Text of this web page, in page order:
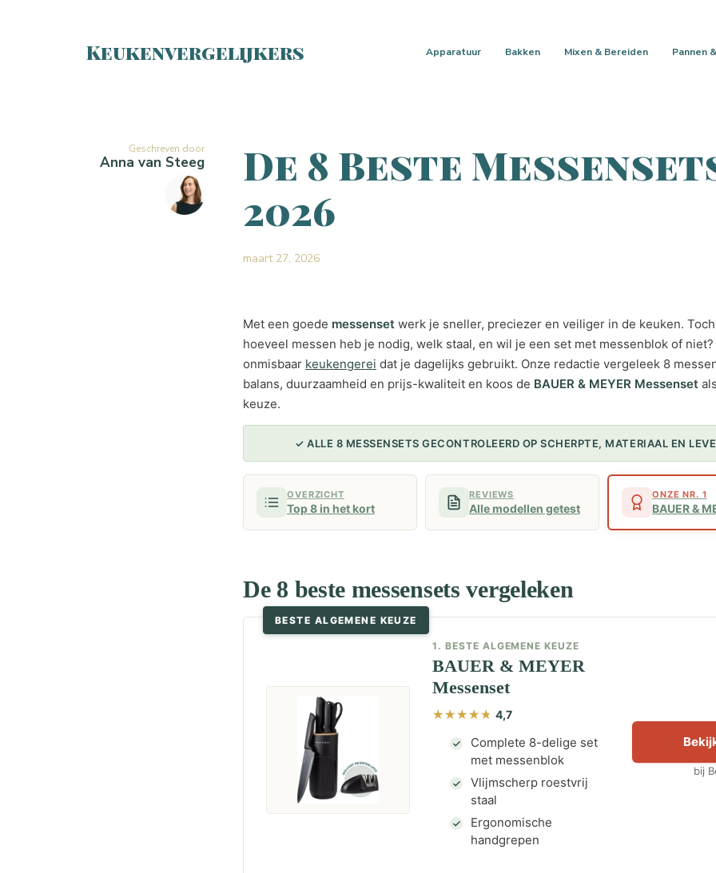
Keukenvergelijkers Apparatuur Bakken Mixen & Bereiden Pannen
Geschreven door
Anna van Steeg
De 8 Beste
2026
maart 27, 2026
Met een goede messenset werk je sneller, preciezer en veiliger in de keuken.
hoeveel messen heb je nodig, welk staal, en wil je een set met messenblok of
onmisbaar keukengerei dat je dagelijks gebruikt. Onze redactie vergeleek 8
balans, duurzaamheid en prijs-kwaliteit en koos de BAUER & MEYER Messenset
keuze.
✓ ALLE 8 MESSENSETS GECONTROLEERD OP SCHERPTE, MATERIAAL EN
OVERZICHT
Top 8 in het kort
REVIEWS
Alle modellen getest
ONZE NR. 1
BAUER &
De 8 beste messensets vergeleken
BESTE ALGEMENE KEUZE
1. BESTE ALGEMENE KEUZE
BAUER & MEYER
Messenset
4,7
Complete 8-delige set
met messenblok
Vlijmscherp roestvrij
staal
Ergonomische
handgrepen
bij